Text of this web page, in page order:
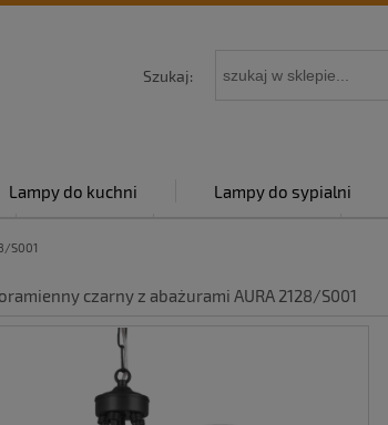
Szukaj:
Lampy do kuchni Lampy do sypialni
S001
czarny z abażurami AURA 2128/S001